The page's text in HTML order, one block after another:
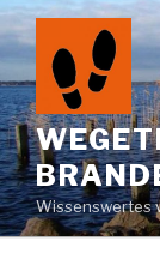
Zum
Inhalt
springen
Wissenswertes